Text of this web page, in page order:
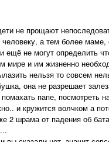
не прощают
а тем более
ещё не могут определить
мире и им жизненно
нельзя то совсем
она не разрешает
папе, посмотреть
и кружится волчком а
2 шрама от падения об